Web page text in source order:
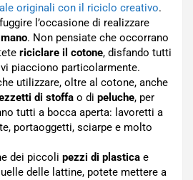
originali con il riciclo creativo.
l’occasione di realizzare
. Non pensiate che occorrano
riciclare il cotone, disfando tutti
piacciono particolarmente.
utilizzare, oltre al cotone, anche
di stoffa o di peluche, per
tutti a bocca aperta: lavoretti a
portaoggetti, sciarpe e molto
dei piccoli pezzi di plastica e
delle lattine, potete mettere a